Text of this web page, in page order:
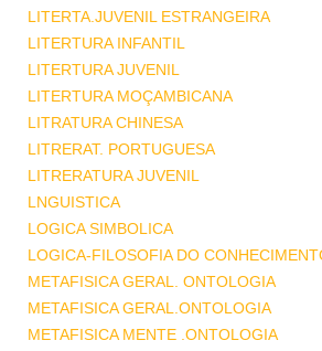
LITERTA.JUVENIL ESTRANGEIRA
LITERTURA INFANTIL
LITERTURA JUVENIL
LITERTURA MOÇAMBICANA
LITRATURA CHINESA
LITRERAT. PORTUGUESA
LITRERATURA JUVENIL
LNGUISTICA
LOGICA SIMBOLICA
LOGICA-FILOSOFIA DO
METAFISICA GERAL. ONTOLOGIA
METAFISICA GERAL.ONTOLOGIA
METAFISICA MENTE .ONTOLOGIA